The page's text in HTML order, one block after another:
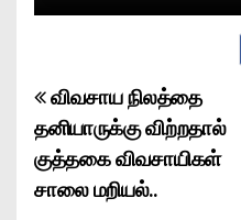
P
o
s
விவசாய நிலத்தை
தனியாருக்கு விற்றதால்
குத்தகை விவசாயிகள்
சாலை மறியல்..